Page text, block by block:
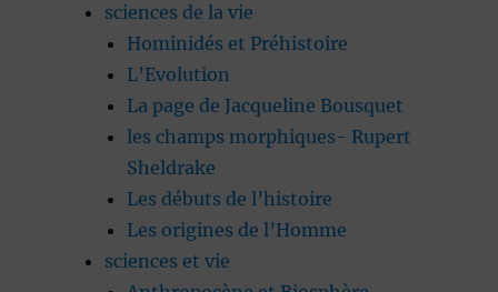
sciences de la vie
Hominidés et Préhistoire
L’Evolution
La page de Jacqueline Bousquet
les champs morphiques- Rupert
Sheldrake
Les débuts de l’histoire
Les origines de l’Homme
sciences et vie